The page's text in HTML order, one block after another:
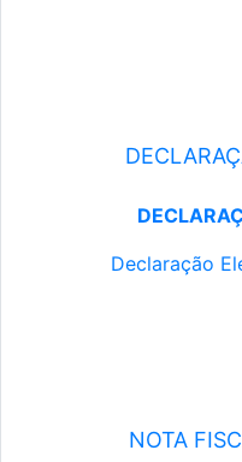
Declaração
NOTA